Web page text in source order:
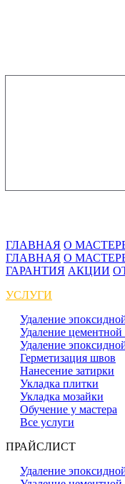
ГЛАВНАЯ О
ГЛАВНАЯ О
ГАРАНТИЯ АКЦИИ
УСЛУГИ
Удаление
Удаление цементной
Удаление
Герметизация швов
Нанесение затирки
Укладка плитки
Укладка мозайки
Обучение у мастера
Все услуги
ПРАЙСЛИСТ
Удаление